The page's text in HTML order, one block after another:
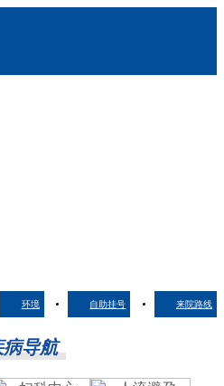
环境 自助挂号 来院路线
病导航